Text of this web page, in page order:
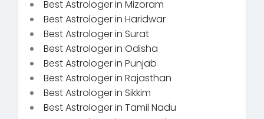
Best Astrologer in Mizoram
Best Astrologer in Haridwar
Best Astrologer in Surat
Best Astrologer in Odisha
Best Astrologer in Punjab
Best Astrologer in Rajasthan
Best Astrologer in Sikkim
Best Astrologer in Tamil Nadu